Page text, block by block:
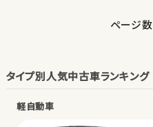
ページ数
タイプ別人気中古車ランキング
軽自動車